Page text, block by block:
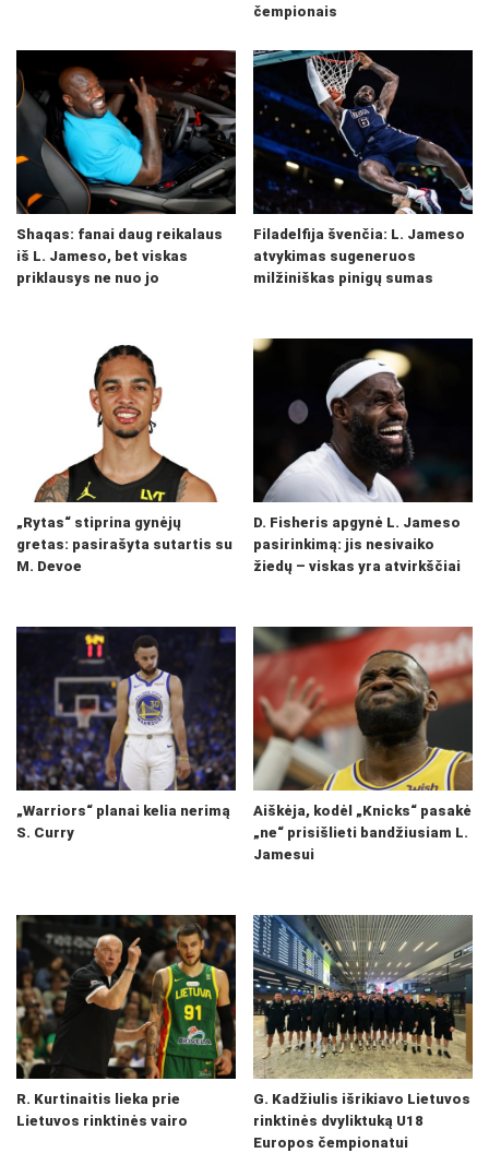
čempionais
Shaqas: fanai daug reikalaus
iš L. Jameso, bet viskas
priklausys ne nuo jo
Filadelfija švenčia: L. Jameso
atvykimas sugeneruos
milžiniškas pinigų sumas
„Rytas“ stiprina gynėjų
gretas: pasirašyta sutartis su
M. Devoe
D. Fisheris apgynė L. Jameso
pasirinkimą: jis nesivaiko
žiedų – viskas yra atvirkščiai
„Warriors“ planai kelia nerimą
S. Curry
Aiškėja, kodėl „Knicks“ pasakė
„ne“ prisišlieti bandžiusiam L.
Jamesui
R. Kurtinaitis lieka prie
Lietuvos rinktinės vairo
G. Kadžiulis išrikiavo Lietuvos
rinktinės dvyliktuką U18
Europos čempionatui